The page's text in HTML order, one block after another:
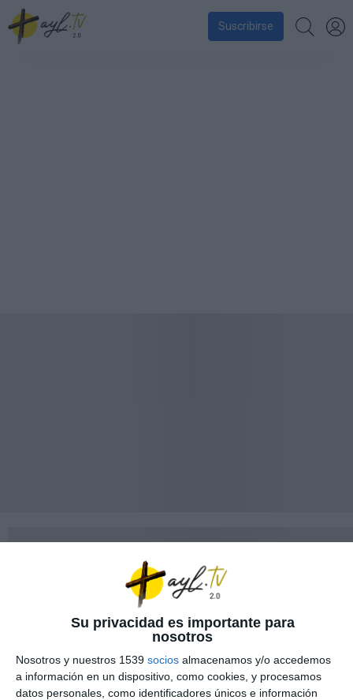
Su privacidad es importante para
nosotros
Nosotros y nuestros 1539 socios almacenamos y/o accedemos
a información en un dispositivo, como cookies, y procesamos
datos personales, como identificadores únicos e información
Suscribirse